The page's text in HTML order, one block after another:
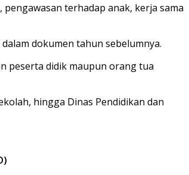
terhadap anak, kerja sama
dokumen tahun sebelumnya.
peserta didik maupun orang tua
hingga Dinas Pendidikan dan